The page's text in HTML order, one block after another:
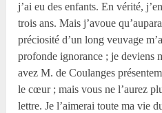
j’ai eu des enfants. En vérité,
trois ans. Mais j’avoue
préciosité d’un long veuvage
profonde ignorance ; je deviens
avez M. de Coulanges
le cœur ; mais vous ne l’aurez
lettre. Je l’aimerai toute ma vie